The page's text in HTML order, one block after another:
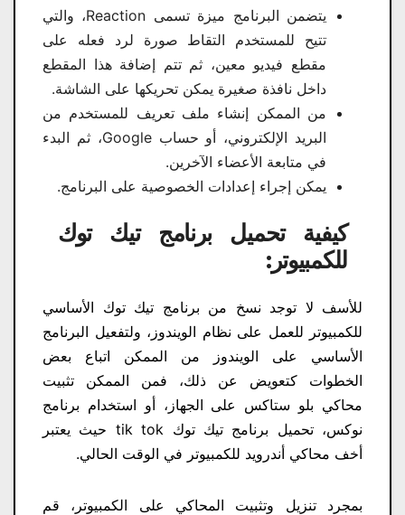
يتضمن البرنامج ميزة تسمى Reaction، والتي
تتيح للمستخدم التقاط صورة لرد فعله على
مقطع فيديو معين، ثم تتم إضافة هذا المقطع
داخل نافذة صغيرة يمكن تحريكها على الشاشة.
من الممكن إنشاء ملف تعريف للمستخدم من
البريد الإلكتروني، أو حساب Google، ثم البدء
في متابعة الأعضاء الآخرين.
يمكن إجراء إعدادات الخصوصية على البرنامج.
كيفية تحميل برنامج تيك توك
للكمبيوتر:
للأسف لا توجد نسخ من برنامج تيك توك الأساسي
للكمبيوتر للعمل على نظام الويندوز، ولتفعيل البرنامج
الأساسي على الويندوز من الممكن اتباع بعض
الخطوات كتعويض عن ذلك، فمن الممكن تثبيت
محاكي بلو ستاكس على الجهاز، أو استخدام برنامج
نوكس، تحميل برنامج تيك توك tik tok حيث يعتبر
أخف محاكي أندرويد للكمبيوتر في الوقت الحالي.
بمجرد تنزيل وتثبيت المحاكي على الكمبيوتر، قم